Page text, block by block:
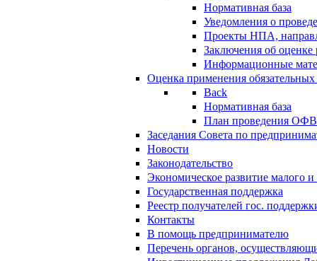
Нормативная база
Уведомления о
Проекты НПА,
Заключения об
Информационные
Оценка применения
Back
Нормативная база
План проведения
Заседания Совета по
Новости
Законодательство
Экономическое развитие малого и
Государственная поддержка
Реестр получателей гос.
Контакты
В помощь предпринимателю
Перечень органов,